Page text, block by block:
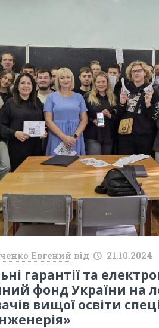
Евгений від 21.10.2024
гарантії та
фонд України на
вищої освіти